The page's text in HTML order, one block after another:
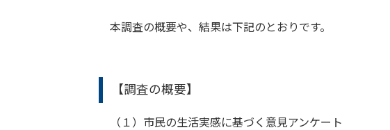
本調査の概要や、結果は下記のとおりです。
【調査の概要】
（１）市民の生活実感に基づく意見アンケート